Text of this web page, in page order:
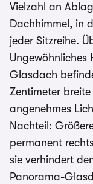
Vielzahl an
Dachhimmel, in
jeder Sitzreihe.
Ungewöhnliches
Glasdach
Zentimeter
angenehmes
Nachteil:
permanent
sie verhindert
Panorama-